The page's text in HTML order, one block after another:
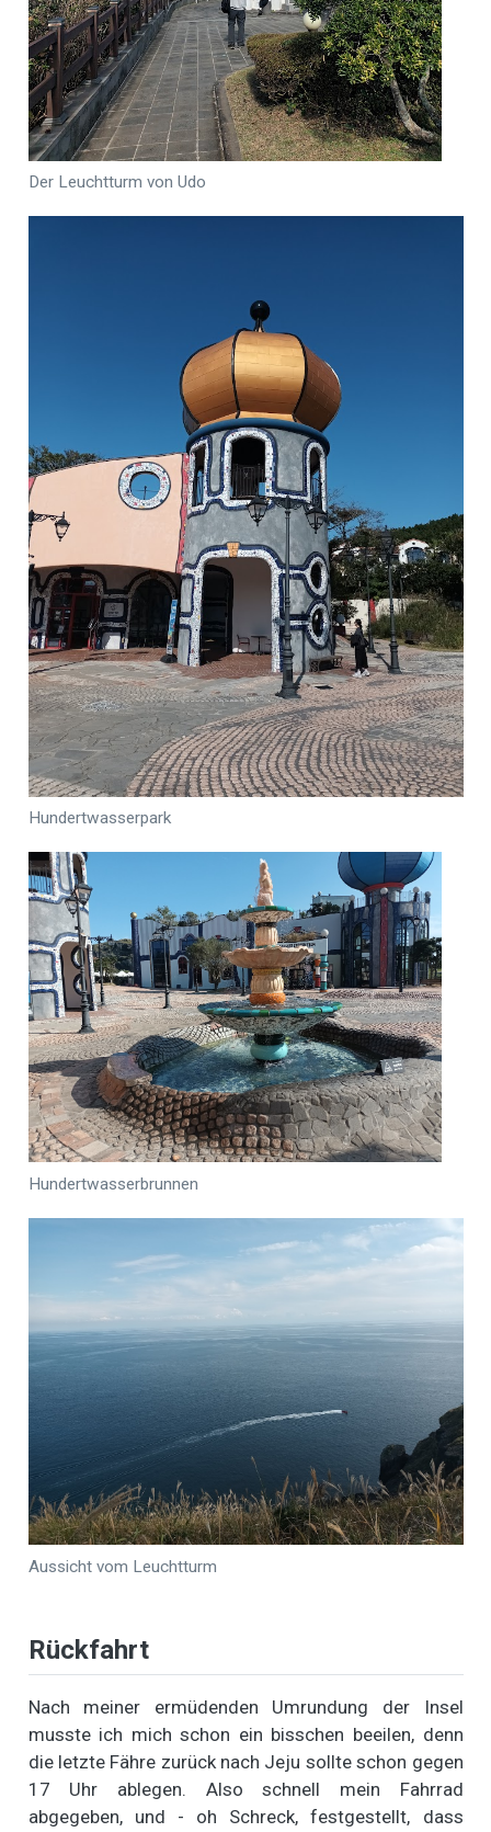
Der Leuchtturm von Udo
Hundertwasserpark
Hundertwasserbrunnen
Aussicht vom Leuchtturm
Rückfahrt
Nach meiner ermüdenden Umrundung der Insel
musste ich mich schon ein bisschen beeilen, denn
die letzte Fähre zurück nach Jeju sollte schon gegen
17 Uhr ablegen. Also schnell mein Fahrrad
abgegeben, und - oh Schreck, festgestellt, dass